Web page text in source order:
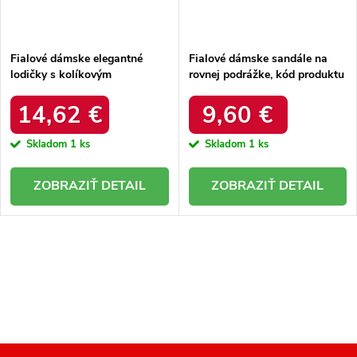
Fialové dámske elegantné
lodičky s kolíkovým
vložkou z eko kože, kód
produktu E396-33D.PU
14,62 €
Skladom 1 ks
DETAIL
Fialové dámske sandále na
rovnej podrážke, kód produktu
9,60 €
Skladom 1 ks
DETAIL
d